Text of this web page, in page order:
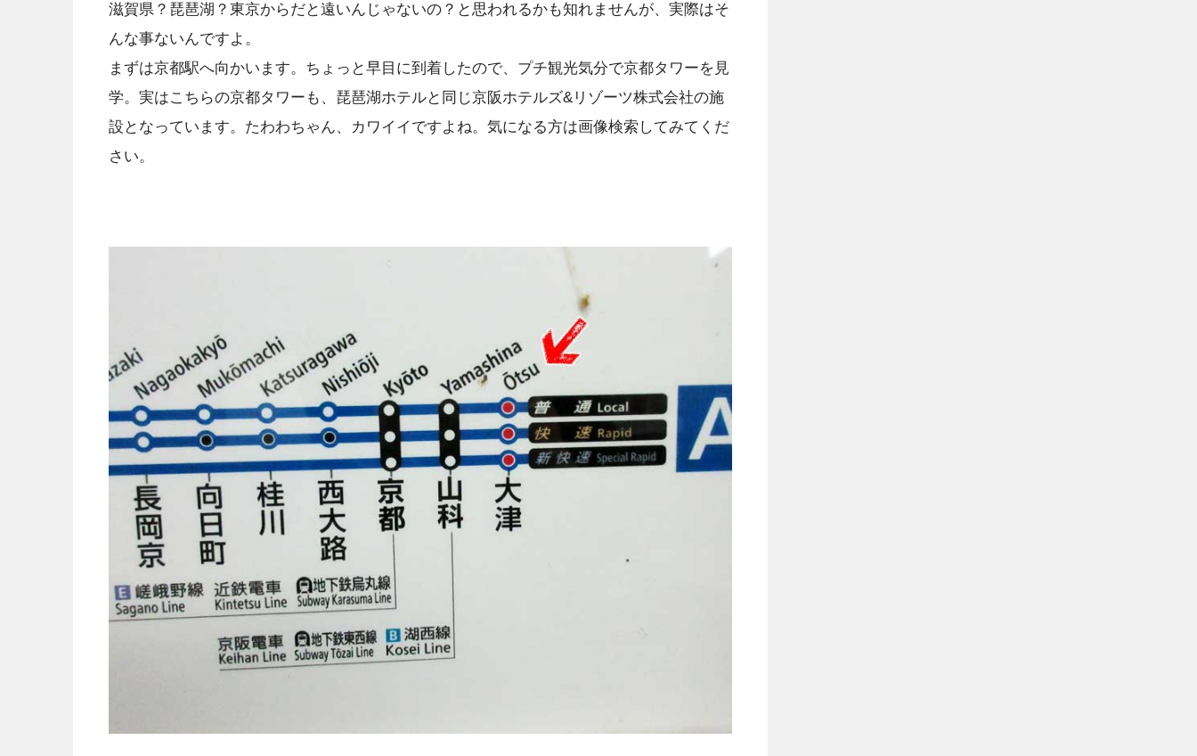
滋賀県？琵琶湖？東京からだと遠いんじゃないの？と思われるかも知れませんが、実際はそ
んな事ないんですよ。
まずは京都駅へ向かいます。ちょっと早目に到着したので、プチ観光気分で京都タワーを見
学。実はこちらの京都タワーも、琵琶湖ホテルと同じ京阪ホテルズ&リゾーツ株式会社の施
設となっています。たわわちゃん、カワイイですよね。気になる方は画像検索してみてくだ
さい。